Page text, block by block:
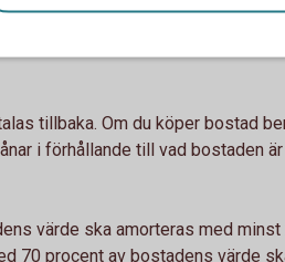
att du har möjlighet att betala
Det krävs för alla
tillbaka. Om du köper bostad
i förhållande till vad bostaden
värde ska amorteras med minst
70 procent av bostadens värde